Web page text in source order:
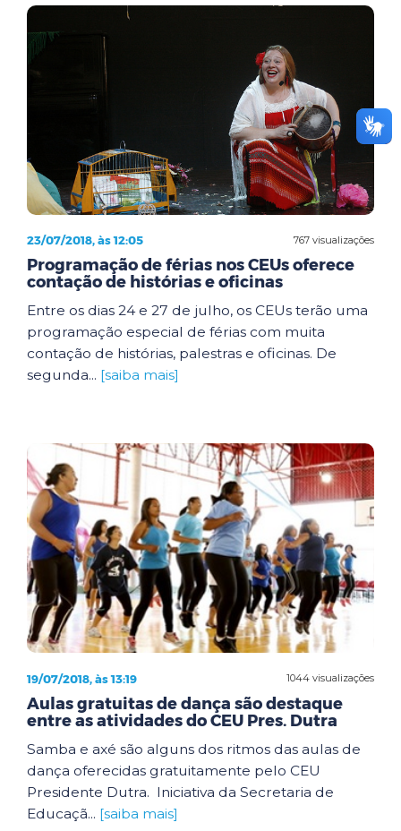
767 visualizações
23/07/2018, às 12:05
Programação de férias nos CEUs oferece
contação de histórias e oficinas
Entre os dias 24 e 27 de julho, os CEUs terão uma
programação especial de férias com muita
contação de histórias, palestras e oficinas. De
segunda... [saiba mais]
1044 visualizações
19/07/2018, às 13:19
Aulas gratuitas de dança são destaque
entre as atividades do CEU Pres. Dutra
Samba e axé são alguns dos ritmos das aulas de
dança oferecidas gratuitamente pelo CEU
Presidente Dutra. Iniciativa da Secretaria de
Educaçã... [saiba mais]